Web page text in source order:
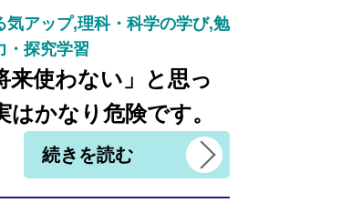
気アップ,理科・科学の学び,勉
・探究学習
来使わない」と思っ
かなり危険です。
続きを読む